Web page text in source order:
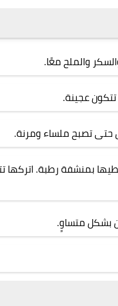
والملح معًا.
عجينة.
تصبح ملساء ومرنة.
بمنشفة رطبة.
بشكل متساوٍ.